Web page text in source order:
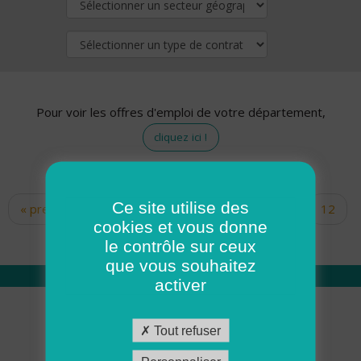
Pour voir les offres d'emploi de votre département,
cliquez ici !
Pages
« premier ‹ précédent … 10
12
14 15 16 17
Qui sommes nous
Académie ADMR
Ce site utilise des
cookies et vous donne
le contrôle sur ceux
que vous souhaitez
activer
Tout refuser